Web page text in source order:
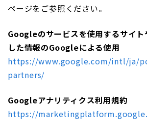
ページをご参照ください。
Googleのサービスを使用するサイ
した情報のGoogleによる使用
https://www.google.com/intl/ja/
partners/
Googleアナリティクス利用規約
https://